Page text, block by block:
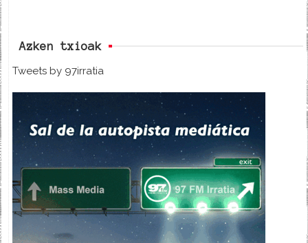
Azken txioak
Tweets by 97irratia